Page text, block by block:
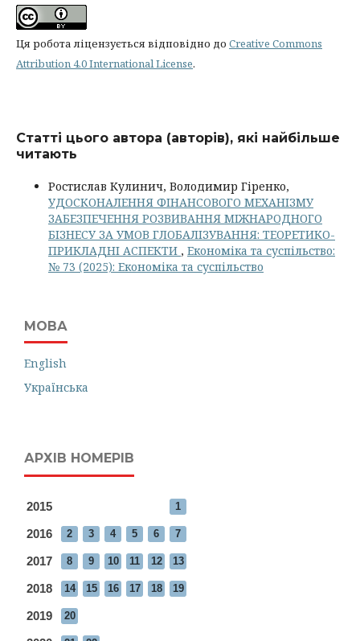
Ця робота ліцензується відповідно до Creative Commons
Attribution 4.0 International License.
Статті цього автора (авторів), які найбільше
читають
Ростислав Кулинич, Володимир Гіренко,
УДОСКОНАЛЕННЯ ФІНАНСОВОГО МЕХАНІЗМУ
ЗАБЕЗПЕЧЕННЯ РОЗВИВАННЯ МІЖНАРОДНОГО
БІЗНЕСУ ЗА УМОВ ГЛОБАЛІЗУВАННЯ: ТЕОРЕТИКО-
ПРИКЛАДНІ АСПЕКТИ , Економіка та суспільство:
№ 73 (2025): Економіка та суспільство
МОВА
English
Українська
АРХІВ НОМЕРІВ
2015 1
2016 2 3 4 5 6 7
2017 8 9 10 11 12 13
2018 14 15 16 17 18 19
2019 20